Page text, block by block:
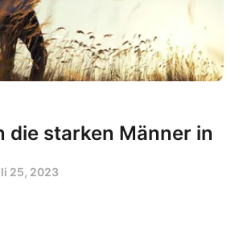
die starken Männer in
25, 2023